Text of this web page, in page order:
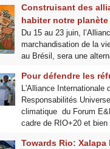
Construisant des
habiter notre planète
Du 15 au 23 juin,
marchandisation de la
au Brésil, sera une
Pour défendre les
L'Alliance
Responsabilités
climatique du Forum
cadre de RIO+20 et bien
Towards Rio: Xalapa